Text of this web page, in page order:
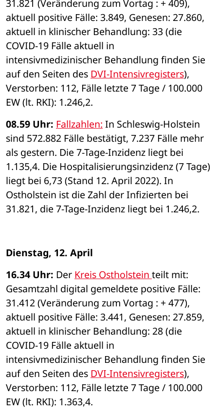
31.821 (Veränderung zum Vortag : + 409),
aktuell positive Fälle: 3.849, Genesen: 27.860,
aktuell in klinischer Behandlung: 33 (die
COVID-19 Fälle aktuell in
intensivmedizinischer Behandlung finden Sie
auf den Seiten des DVI-Intensivregisters),
Verstorben: 112, Fälle letzte 7 Tage / 100.000
EW (lt. RKI): 1.246,2.
08.59 Uhr: Fallzahlen: In Schleswig-Holstein
sind 572.882 Fälle bestätigt, 7.237 Fälle mehr
als gestern. Die 7-Tage-Inzidenz liegt bei
1.135,4. Die Hospitalisierungsinzidenz (7 Tage)
liegt bei 6,73 (Stand 12. April 2022). In
Ostholstein ist die Zahl der Infizierten bei
31.821, die 7-Tage-Inzidenz liegt bei 1.246,2.
Dienstag, 12. April
16.34 Uhr: Der Kreis Ostholstein teilt mit:
Gesamtzahl digital gemeldete positive Fälle:
31.412 (Veränderung zum Vortag : + 477),
aktuell positive Fälle: 3.441, Genesen: 27.859,
aktuell in klinischer Behandlung: 28 (die
COVID-19 Fälle aktuell in
intensivmedizinischer Behandlung finden Sie
auf den Seiten des DVI-Intensivregisters),
Verstorben: 112, Fälle letzte 7 Tage / 100.000
EW (lt. RKI): 1.363,4.